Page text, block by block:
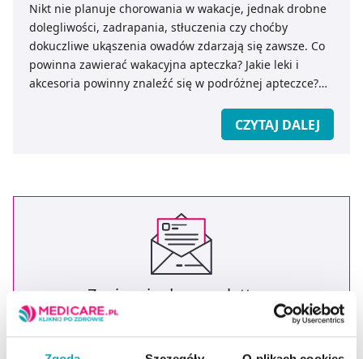
Nikt nie planuje chorowania w wakacje, jednak drobne
dolegliwości, zadrapania, stłuczenia czy choćby
dokuczliwe ukąszenia owadów zdarzają się zawsze. Co
powinna zawierać wakacyjna apteczka? Jakie leki i
akcesoria powinny znaleźć się w podróżnej apteczce?
dzieci i dorosłych. Skompletuj wakacyjną apteczkę z
CZYTAJ DALEJ
Zapisz się do newslettera
OTRZYMAJ KOD NA DARMOWĄ
DOSTAWĘ*